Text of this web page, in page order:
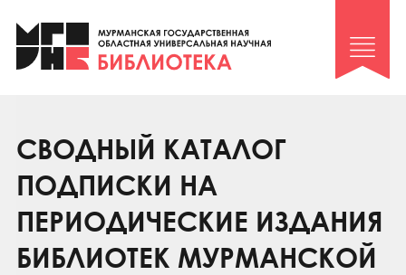
Клуб «Гиря и сельдерей»
Клуб «Семейный архив»
Коллегам
Контакты
СВОДНЫЙ КАТАЛОГ
ПОДПИСКИ НА
ПЕРИОДИЧЕСКИЕ ИЗДАНИЯ
БИБЛИОТЕК МУРМАНСКОЙ